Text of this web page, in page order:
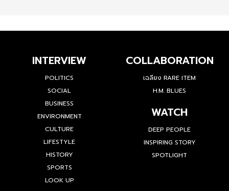
INTERVIEW
POLITICS
SOCIAL
BUSINESS
ENVIRONMENT
CULTURE
LIFESTYLE
HISTORY
SPORTS
LOOK UP
COLLABORATION
เฉลียง RARE ITEM
H.M. BLUES
WATCH
DEEP PEOPLE
INSPIRING STORY
SPOTLIGHT